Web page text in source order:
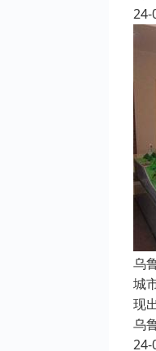
24-
乌
城
现
乌
24-